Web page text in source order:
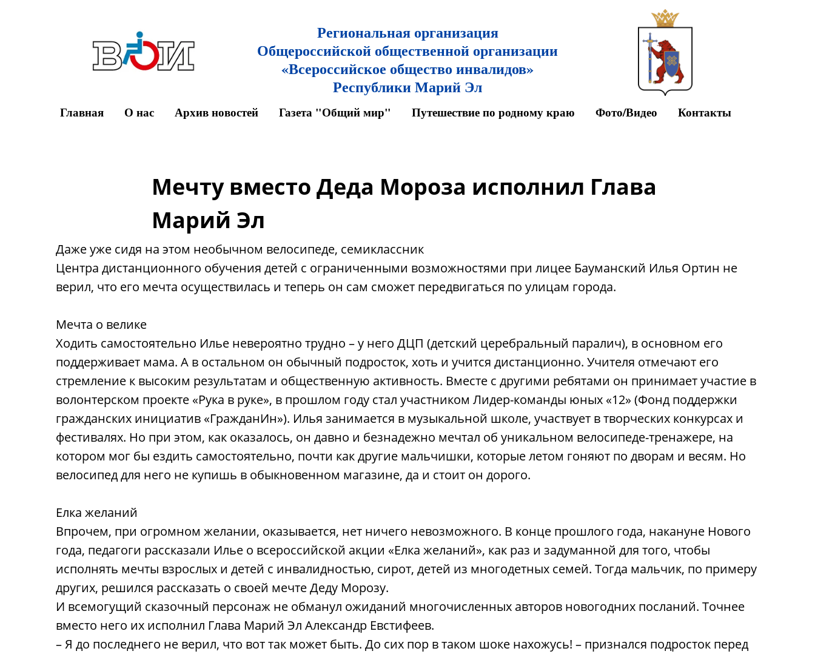
Региональная организация
Общероссийской общественной организации
«Всероссийское общество инвалидов»
Республики Марий Эл
Главная О нас Архив новостей Газета "Общий мир" Путешествие по родному краю Фото/Видео Контакты
Мечту вместо Деда Мороза исполнил Глава
Марий Эл
Даже уже сидя на этом необычном велосипеде, семиклассник
Центра дистанционного обучения детей с ограниченными возможностями при лицее Бауманский Илья Ортин не
верил, что его мечта осуществилась и теперь он сам сможет передвигаться по улицам города.
Мечта о велике
Ходить самостоятельно Илье невероятно трудно – у него ДЦП (детский церебральный паралич), в основном его
поддерживает мама. А в остальном он обычный подросток, хоть и учится дистанционно. Учителя отмечают его
стремление к высоким результатам и общественную активность. Вместе с другими ребятами он принимает участие в
волонтерском проекте «Рука в руке», в прошлом году стал участником Лидер-команды юных «12» (Фонд поддержки
гражданских инициатив «ГражданИн»). Илья занимается в музыкальной школе, участвует в творческих конкурсах и
фестивалях. Но при этом, как оказалось, он давно и безнадежно мечтал об уникальном велосипеде-тренажере, на
котором мог бы ездить самостоятельно, почти как другие мальчишки, которые летом гоняют по дворам и весям. Но
велосипед для него не купишь в обыкновенном магазине, да и стоит он дорого.
Елка желаний
Впрочем, при огромном желании, оказывается, нет ничего невозможного. В конце прошлого года, накануне Нового
года, педагоги рассказали Илье о всероссийской акции «Елка желаний», как раз и задуманной для того, чтобы
исполнять мечты взрослых и детей с инвалидностью, сирот, детей из многодетных семей. Тогда мальчик, по примеру
других, решился рассказать о своей мечте Деду Морозу.
И всемогущий сказочный персонаж не обманул ожиданий многочисленных авторов новогодних посланий. Точнее
вместо него их исполнил Глава Марий Эл Александр Евстифеев.
– Я до последнего не верил, что вот так может быть. До сих пор в таком шоке нахожусь! – признался подросток перед